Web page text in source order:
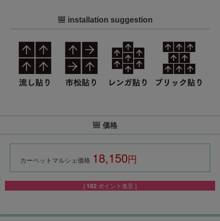
installation suggestion
価格
カーペットマルシェ価格 18,150
[ 182 ポイント進呈 ]